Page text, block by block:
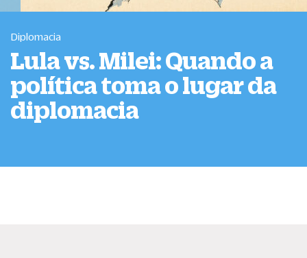
Diplomacia
Lula vs. Milei: Quando a
política toma o lugar da
diplomacia